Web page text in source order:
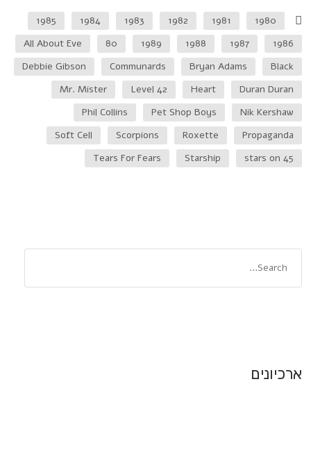
1980
1981
1982
1983
1984
1985
1986
1987
1988
1989
80
All About Eve
Black
Bryan Adams
Communards
Debbie Gibson
Duran Duran
Heart
Level 42
Mr. Mister
Nik Kershaw
Pet Shop Boys
Phil Collins
Propaganda
Roxette
Scorpions
Soft Cell
stars on 45
Starship
Tears For Fears
ארכיונים